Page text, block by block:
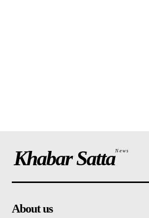
Khabar SattaNews
About us